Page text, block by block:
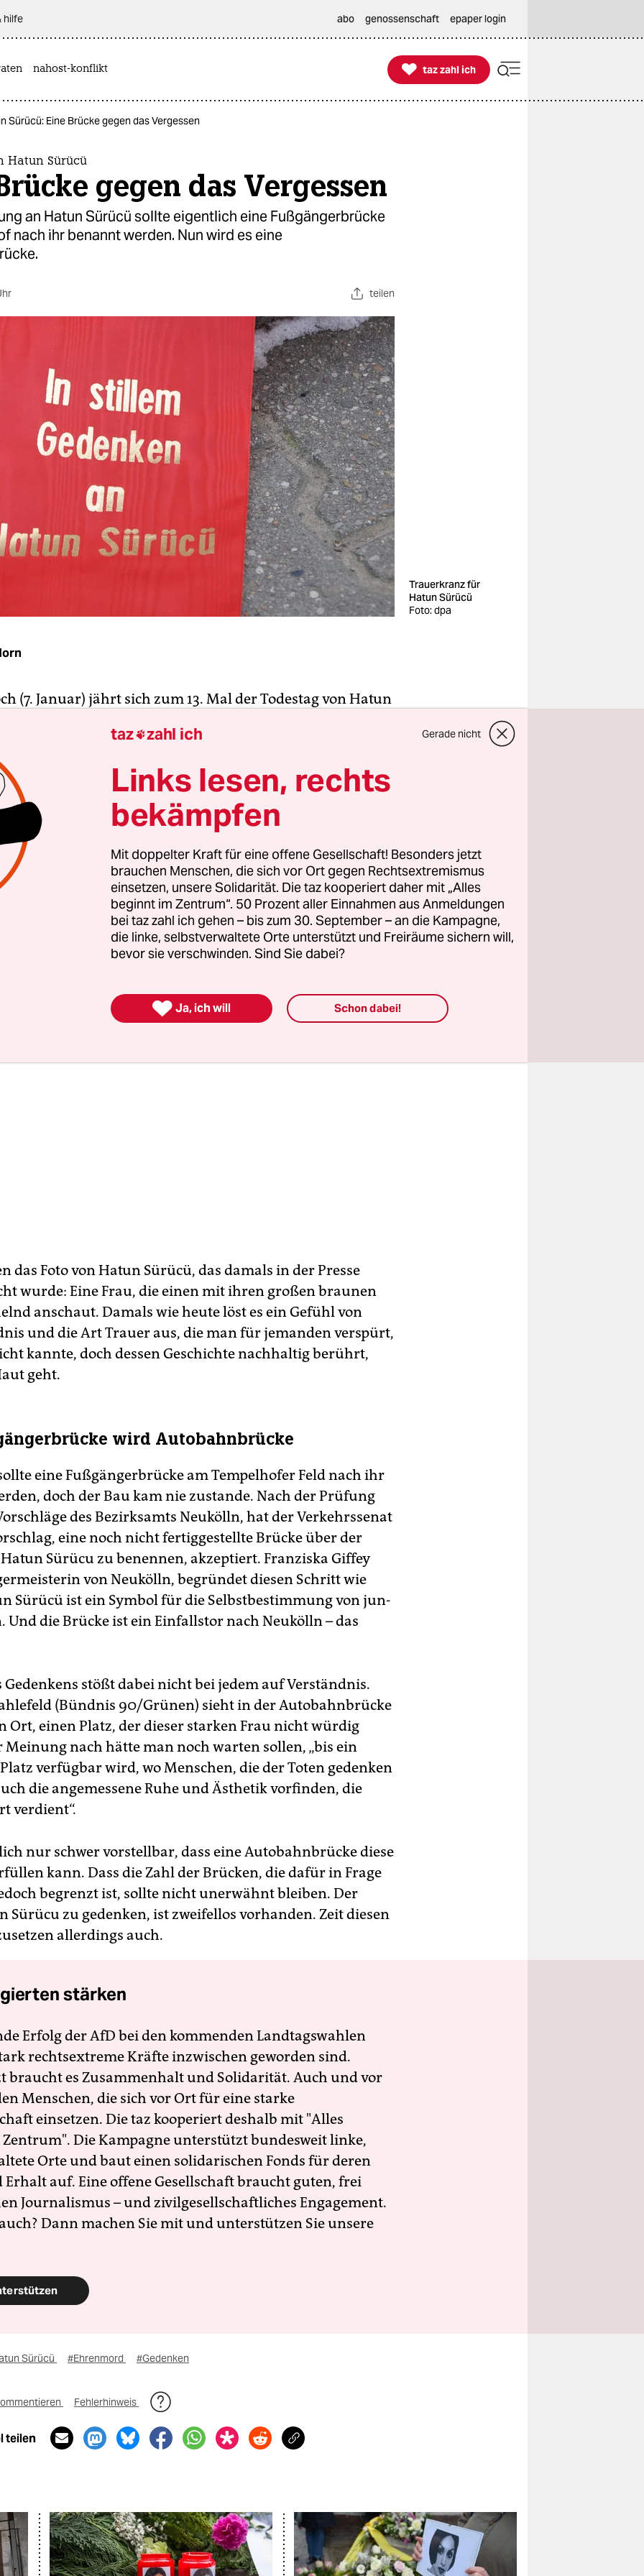
hilfe abo genossenschaft epaper login
nahost-konflikt 
taz zahl ich
taz zahl ich
Sürücü: Eine Brücke gegen das Vergessen
Hatun Sürücü
gegen das Vergessen
an Hatun Sürücü sollte eigentlich eine Fußgängerbrücke
nach ihr benannt werden. Nun wird es eine
teilen
Trauerkranz für
Hatun Sürücü
Foto: dpa
(7. Januar) jährt sich zum 13. Mal der Todestag von Hatun
Tempelhof mit drei Kopfschüssen regelrecht hingerichtet
wurde nur 23 Jahre alt. Zum Gedenken wird nun in
Brücke nach ihr benannt.
sorgte damals bundesweit für Entsetzen und lässt
heute noch kopfschüttelnd und bedenklich zurück, wenn
Motiv des Täters denkt. Er wollte die „Familienehre“
die seiner Meinung nach durch die westliche
seiner Schwester verletzt wurde. „Westlich“, das war ihr
gegen ein fremdbestimmtes Leben, die totale Kontrolle der
ließ die Zwangsehe mit einem Cousin scheiden und legte
das Foto von Hatun Sürücü, das damals in der Presse
wurde: Eine Frau, die einen mit ihren großen braunen
anschaut. Damals wie heute löst es ein Gefühl von
und die Art Trauer aus, die man für jemanden verspürt,
kannte, doch dessen Geschichte nachhaltig berührt,
geht.
wird Autobahnbrücke
eine Fußgängerbrücke am Tempelhofer Feld nach ihr
doch der Bau kam nie zustande. Nach der Prüfung
des Bezirksamts Neukölln, hat der Verkehrssenat
eine noch nicht fertiggestellte Brücke über der
Sürücu zu benennen, akzeptiert. Franziska Giffey
von Neukölln, begründet diesen Schritt wie
Sü­rücü ist ein Sym­bol für die Selbst­be­stim­mung von jun­
Und die Brü­cke ist ein Einfallstor nach Neu­kölln – das
Gedenkens stößt dabei nicht bei jedem auf Verständnis.
(Bündnis 90/Grünen) sieht in der Autobahnbrücke
Ort, einen Platz, der dieser starken Frau nicht würdig
Meinung nach hätte man noch warten sollen, „bis ein
verfügbar wird, wo Menschen, die der Toten gedenken
die angemessene Ruhe und Ästhetik vorfinden, die
verdient“.
nur schwer vorstellbar, dass eine Autobahnbrücke diese
kann. Dass die Zahl der Brücken, die dafür in Frage
begrenzt ist, sollte nicht unerwähnt bleiben. Der
Sürücu zu gedenken, ist zweifellos vorhanden. Zeit diesen
allerdings auch.
stärken
Erfolg der AfD bei den kommenden Landtagswahlen
rechtsextreme Kräfte inzwischen geworden sind.
braucht es Zusammenhalt und Solidarität. Auch und vor
Menschen, die sich vor Ort für eine starke
einsetzen. Die taz kooperiert deshalb mit "Alles
Die Kampagne unterstützt bundesweit linke,
Orte und baut einen solidarischen Fonds für deren
Erhalt auf. Eine offene Gesellschaft braucht guten, frei
Journalismus – und zivilgesellschaftliches Engagement.
Dann machen Sie mit und unterstützen Sie unsere
Sürücü #Ehrenmord #Gedenken
Fehlerhinweis
teilen
taz zahl ich Gerade nicht
Links lesen, rechts
bekämpfen
Mit doppelter Kraft für eine offene Gesellschaft! Besonders jetzt
brauchen Menschen, die sich vor Ort gegen Rechtsextremismus
einsetzen, unsere Solidarität. Die taz kooperiert daher mit „Alles
beginnt im Zentrum“. 50 Prozent aller Einnahmen aus Anmeldungen
bei taz zahl ich gehen – bis zum 30. September – an die Kampagne,
die linke, selbstverwaltete Orte unterstützt und Freiräume sichern will,
bevor sie verschwinden. Sind Sie dabei?
 Ja, ich will Schon dabei!